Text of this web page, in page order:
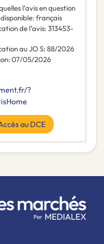
l’avis en question
: français
de l’avis: 313453-
au JO S: 88/2026
: 07/05/2026
?
au DCE